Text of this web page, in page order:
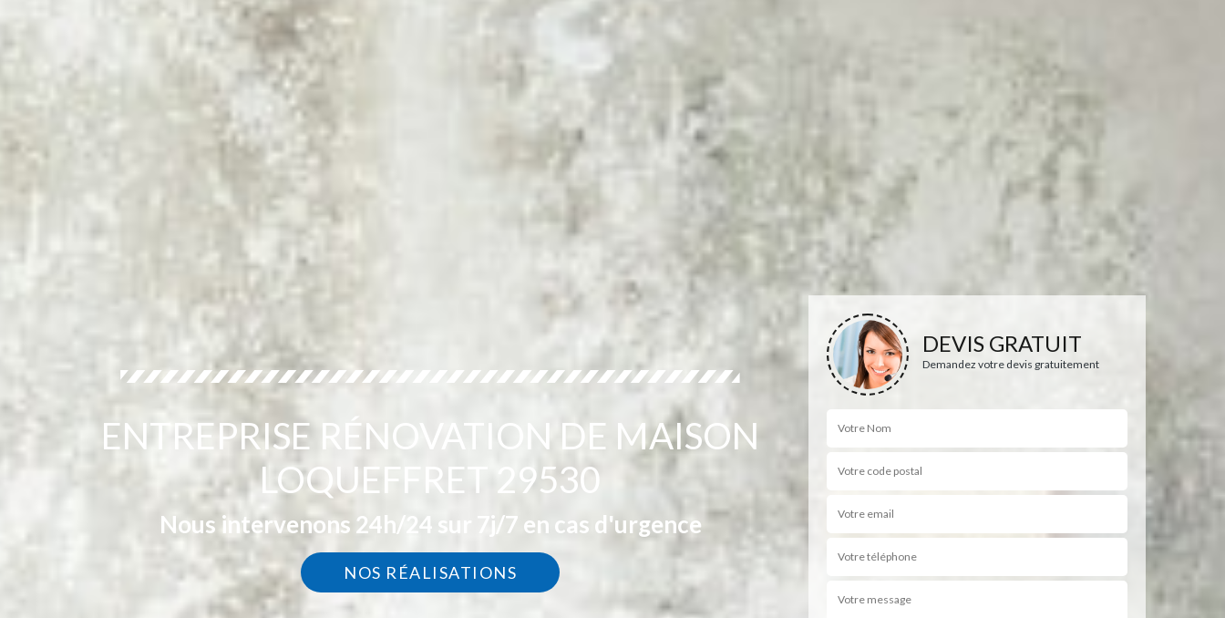
ENTREPRISE RÉNOVATION DE MAISON
LOQUEFFRET 29530
Nous intervenons 24h/24 sur 7j/7 en cas d'urgence
NOS RÉALISATIONS
DEVIS GRATUIT
Demandez votre devis gratuitement